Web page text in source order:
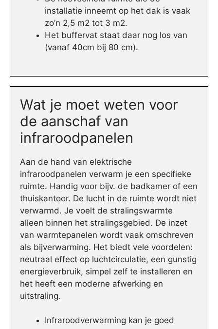
installatie inneemt op het dak is vaak
zo’n 2,5 m2 tot 3 m2.
Het buffervat staat daar nog los van
(vanaf 40cm bij 80 cm).
Wat je moet weten voor
de aanschaf van
infraroodpanelen
Aan de hand van elektrische
infraroodpanelen verwarm je een specifieke
ruimte. Handig voor bijv. de badkamer of een
thuiskantoor. De lucht in de ruimte wordt niet
verwarmd. Je voelt de stralingswarmte
alleen binnen het stralingsgebied. De inzet
van warmtepanelen wordt vaak omschreven
als bijverwarming. Het biedt vele voordelen:
neutraal effect op luchtcirculatie, een gunstig
energieverbruik, simpel zelf te installeren en
het heeft een moderne afwerking en
uitstraling.
Infraroodverwarming kan je goed